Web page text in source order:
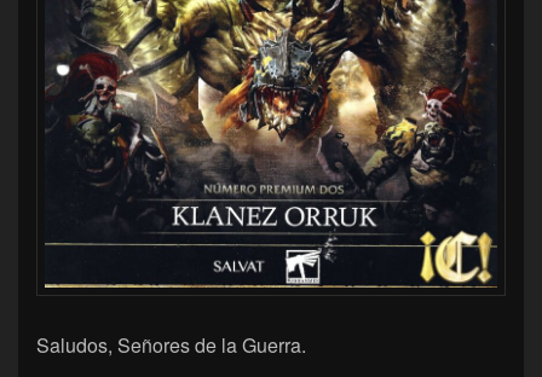
Saludos, Señores de la Guerra.